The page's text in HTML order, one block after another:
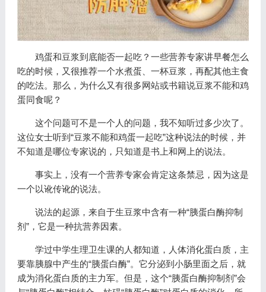
鸡蛋和豆浆到底能否一起吃？一些营养专家讲早餐怎么
吃的时候，又很推荐一个水煮蛋、一杯豆浆，再配其他主食
的吃法。那么，为什么又有很多网站或书籍说豆浆不能和鸡
蛋同食呢？
这个问题可不是一个人的问题，我不知听过多少次了。
这位女士听到“豆浆不能和鸡蛋一起吃”这种说法的时候，并
不知道是哪位专家说的，只知道是书上和网上的说法。
事实上，没有一个营养专家会肯定这条禁忌，因为这是
一个以讹传讹的说法。
说法的起源，来自于生豆浆中含有一种“胰蛋白酶抑制
剂”，它是一种抗营养因素。
学过中学生理卫生课的人都知道，人体消化蛋白质，主
要靠胰腺中产生的“胰蛋白酶”。它分泌到小肠里面之后，就
成为消化蛋白质的主力军。但是，这个“胰蛋白酶抑制剂”会